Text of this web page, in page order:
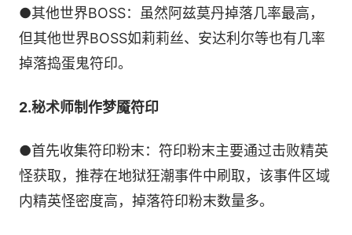
●其他世界BOSS：虽然阿兹莫丹掉落几率最高，
但其他世界BOSS如莉莉丝、安达利尔等也有几率
掉落捣蛋鬼符印。
2.秘术师制作梦魇符印
●首先收集符印粉末：符印粉末主要通过击败精英
怪获取，推荐在地狱狂潮事件中刷取，该事件区域
内精英怪密度高，掉落符印粉末数量多。